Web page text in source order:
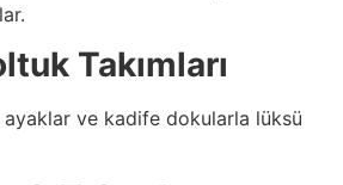
Takımları
ayaklar ve kadife dokularla lüksü